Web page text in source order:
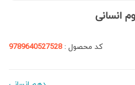
کد محصول :9789640527528